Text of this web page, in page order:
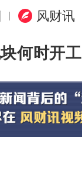
风财讯
何时开工